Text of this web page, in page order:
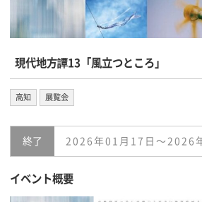
現代地方譚13「風立つところ」
高知 展覧会
終了 2026年01月17日〜2026
イベント概要